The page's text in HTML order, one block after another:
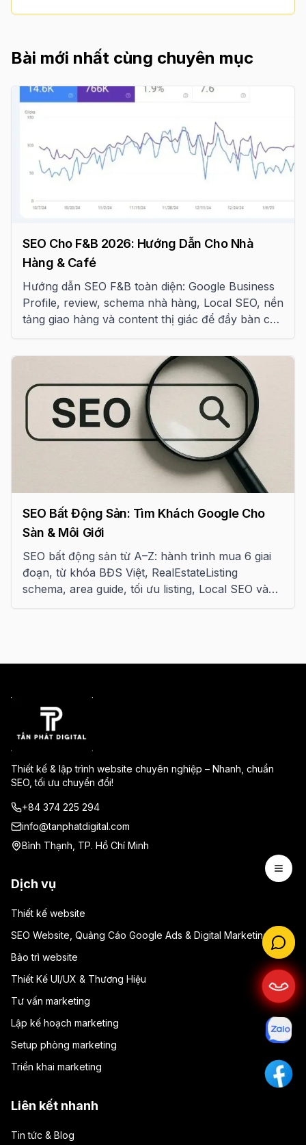
Bài mới nhất cùng chuyên mục
SEO Cho F&B 2026: Hướng Dẫn Cho Nhà
Hàng & Café
Hướng dẫn SEO F&B toàn diện: Google Business
Profile, review, schema nhà hàng, Local SEO, nền
tảng giao hàng và content thị giác để đầy bàn cho
SEO Bất Động Sản: Tìm Khách Google Cho
Sàn & Môi Giới
SEO bất động sản từ A–Z: hành trình mua 6 giai
đoạn, từ khóa BĐS Việt, RealEstateListing
schema, area guide, tối ưu listing, Local SEO và
Thiết kế & lập trình website chuyên nghiệp – Nhanh, chuẩn
SEO, tối ưu chuyển đổi!
+84 374 225 294
info@tanphatdigital.com
Bình Thạnh, TP. Hồ Chí Minh
Dịch vụ
Thiết kế website
SEO Website, Quảng Cáo Google Ads & Digital Marketing
Bảo trì website
Thiết Kế UI/UX & Thương Hiệu
Tư vấn marketing
Lập kế hoạch marketing
Setup phòng marketing
Triển khai marketing
Liên kết nhanh
Tin tức & Blog